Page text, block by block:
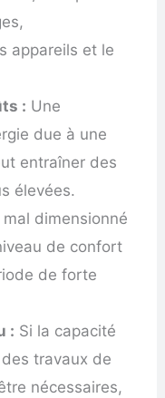
appareils et le
: Une
due à une
entraîner des
élevées.
dimensionné
de confort
de forte
: Si la capacité
travaux de
nécessaires,